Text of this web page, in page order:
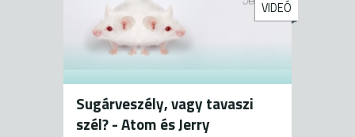
VIDEÓ
Sugárveszély, vagy tavaszi
szél? - Atom és Jerry